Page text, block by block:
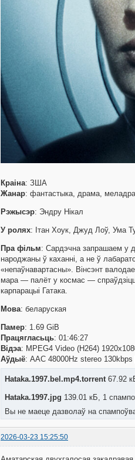
Краіна: ЗША
Жанар: фантастыка, драма,
Рэжысэр: Эндру Нікал
У ролях: Ітан Хоук, Джуд Лоў, Ума
Пра фільм: Сардэчна запрашаем у
народжаны ў каханні, а не ў
«непаўнавартасны». Вінсэнт
мара — палёт у космас —
карпарацыі Гатака.
Мова: беларуская
Памер: 1.69 GiB
Працягласьць: 01:46:27
Відэа: MPEG4 Video (H264)
Аўдыё: AAC 48000Hz stereo
Hataka.1997.bel.mp4.torrent 67.92
Hataka.1997.jpg 139.01 кБ, 1
Вы не маеце дазволаў на
2026-03-23 15:25:50